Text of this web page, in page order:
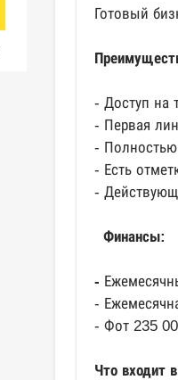
Готовый
- Доступ на
- Первая
- Полностью
- Есть
-
Финансы:
-
-
- Фот 235
Что входит